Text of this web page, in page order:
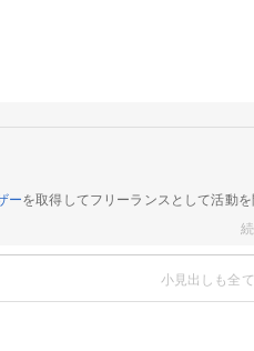
ーを取得してフリーランスとして活動を